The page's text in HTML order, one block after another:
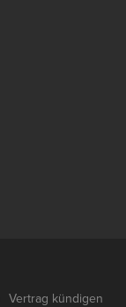
Vertrag kündigen